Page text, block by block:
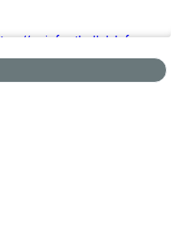
quizfootballclub.fr